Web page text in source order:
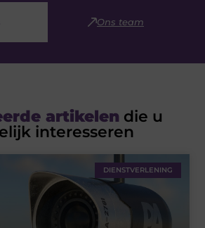
Ons team
artikelen die u
interesseren
DIENSTVERLENING